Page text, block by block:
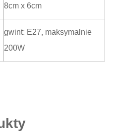
8cm x 6cm
gwint: E27, maksymalnie
200W